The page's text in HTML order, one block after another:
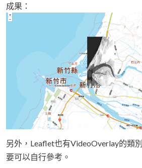
成果：
另外，Leaflet也有VideoOverlay的類
要可以自行參考。